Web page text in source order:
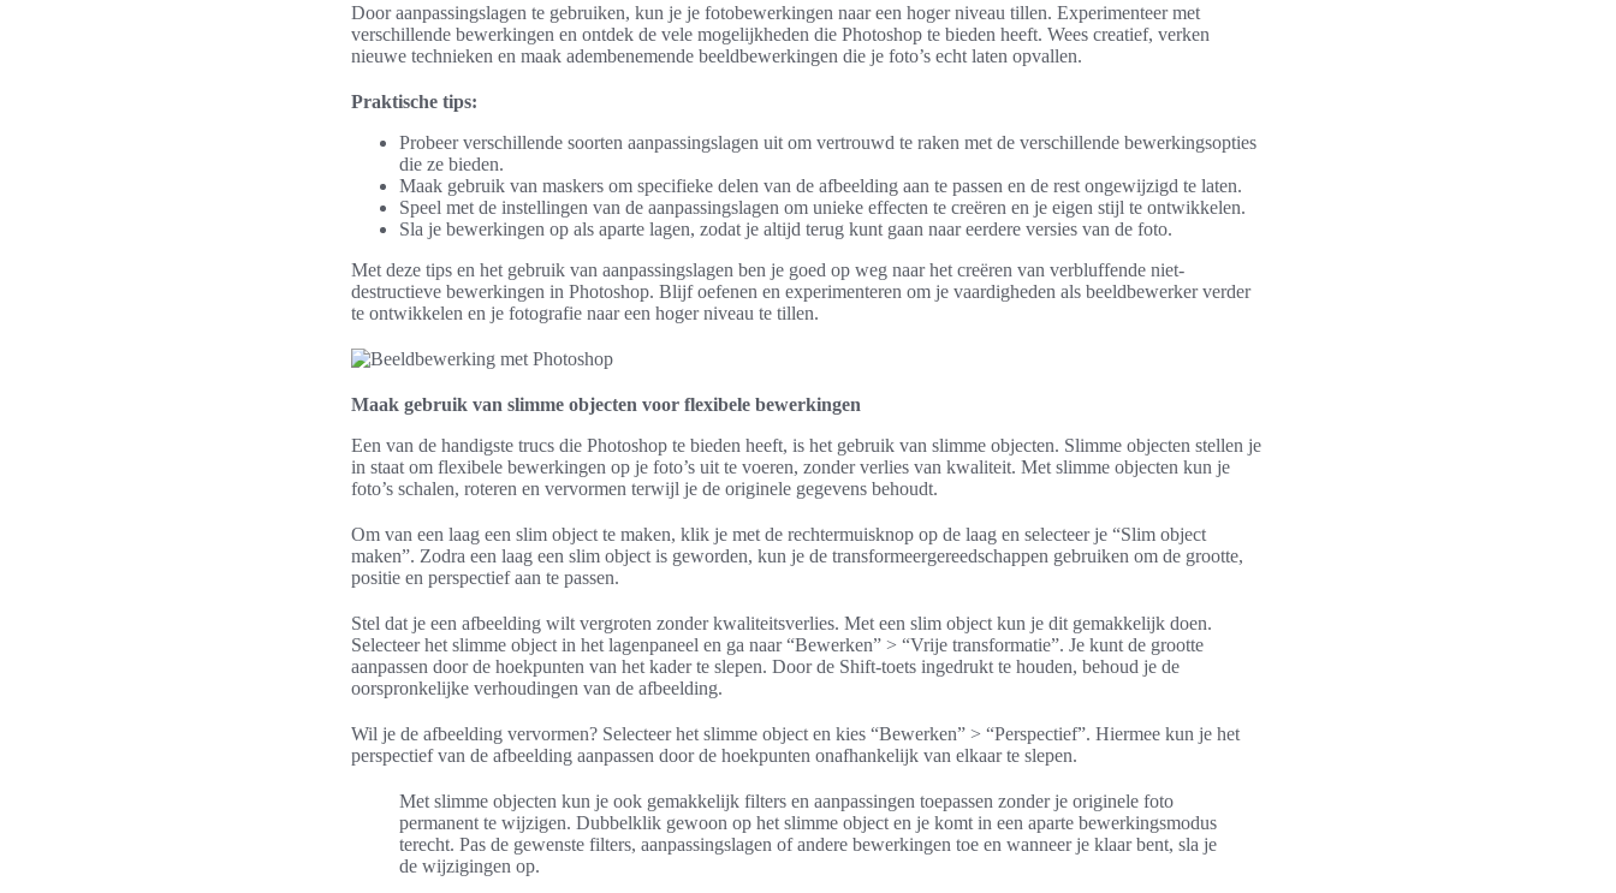
Door aanpassingslagen te gebruiken, kun je je fotobewerkingen naar een hoger niveau tillen. Experimenteer met
verschillende bewerkingen en ontdek de vele mogelijkheden die Photoshop te bieden heeft. Wees creatief, verken
nieuwe technieken en maak adembenemende beeldbewerkingen die je foto’s echt laten opvallen.
Praktische tips:
Probeer verschillende soorten aanpassingslagen uit om vertrouwd te raken met de verschillende bewerkingsopties
die ze bieden.
Maak gebruik van maskers om specifieke delen van de afbeelding aan te passen en de rest ongewijzigd te laten.
Speel met de instellingen van de aanpassingslagen om unieke effecten te creëren en je eigen stijl te ontwikkelen.
Sla je bewerkingen op als aparte lagen, zodat je altijd terug kunt gaan naar eerdere versies van de foto.
Met deze tips en het gebruik van aanpassingslagen ben je goed op weg naar het creëren van verbluffende niet-
destructieve bewerkingen in Photoshop. Blijf oefenen en experimenteren om je vaardigheden als beeldbewerker verder
te ontwikkelen en je fotografie naar een hoger niveau te tillen.
Maak gebruik van slimme objecten voor flexibele bewerkingen
Een van de handigste trucs die Photoshop te bieden heeft, is het gebruik van slimme objecten. Slimme objecten stellen je
in staat om flexibele bewerkingen op je foto’s uit te voeren, zonder verlies van kwaliteit. Met slimme objecten kun je
foto’s schalen, roteren en vervormen terwijl je de originele gegevens behoudt.
Om van een laag een slim object te maken, klik je met de rechtermuisknop op de laag en selecteer je “Slim object
maken”. Zodra een laag een slim object is geworden, kun je de transformeergereedschappen gebruiken om de grootte,
positie en perspectief aan te passen.
Stel dat je een afbeelding wilt vergroten zonder kwaliteitsverlies. Met een slim object kun je dit gemakkelijk doen.
Selecteer het slimme object in het lagenpaneel en ga naar “Bewerken” > “Vrije transformatie”. Je kunt de grootte
aanpassen door de hoekpunten van het kader te slepen. Door de Shift-toets ingedrukt te houden, behoud je de
oorspronkelijke verhoudingen van de afbeelding.
Wil je de afbeelding vervormen? Selecteer het slimme object en kies “Bewerken” > “Perspectief”. Hiermee kun je het
perspectief van de afbeelding aanpassen door de hoekpunten onafhankelijk van elkaar te slepen.
Met slimme objecten kun je ook gemakkelijk filters en aanpassingen toepassen zonder je originele foto
permanent te wijzigen. Dubbelklik gewoon op het slimme object en je komt in een aparte bewerkingsmodus
terecht. Pas de gewenste filters, aanpassingslagen of andere bewerkingen toe en wanneer je klaar bent, sla je
de wijzigingen op.